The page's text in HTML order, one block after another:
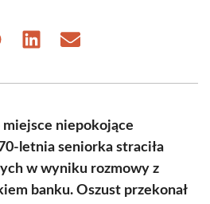
Share Share
miejsce niepokojące
letnia seniorka straciła
w wyniku rozmowy z
banku. Oszust przekonał